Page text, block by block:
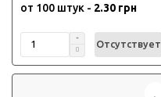
от 100 штук - 2.30 грн
Отсутствует